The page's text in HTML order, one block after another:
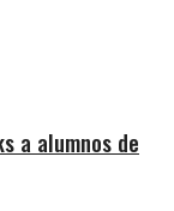
a alumnos de